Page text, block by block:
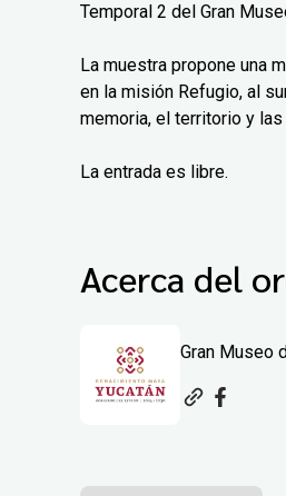
Temporal 2 del Gran
La muestra propone una
en la misión Refugio, al
memoria, el territorio y
La entrada es libre.
Acerca del
Gran Museo